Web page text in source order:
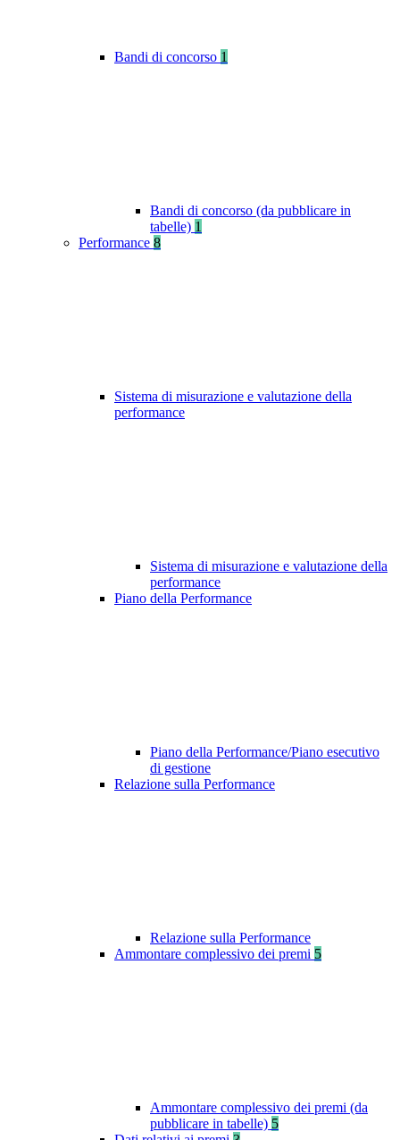
Bandi di concorso 1
Bandi di concorso (da pubblicare in
tabelle) 1
Performance 8
Sistema di misurazione e valutazione della
performance
Sistema di misurazione e valutazione della
performance
Piano della Performance
Piano della Performance/Piano esecutivo
di gestione
Relazione sulla Performance
Relazione sulla Performance
Ammontare complessivo dei premi 5
Ammontare complessivo dei premi (da
pubblicare in tabelle) 5